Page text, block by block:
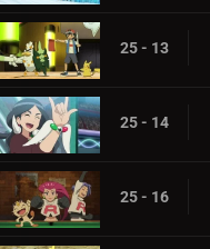
25 - 13
25 - 14
25 - 16